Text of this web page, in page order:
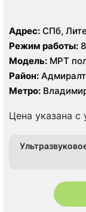
Адрес: СПб,
Режим работы:
Модель: МРТ
Тесла, МРТ
Somatom
Emotion 16
Район:
Метро:
Цена указана с